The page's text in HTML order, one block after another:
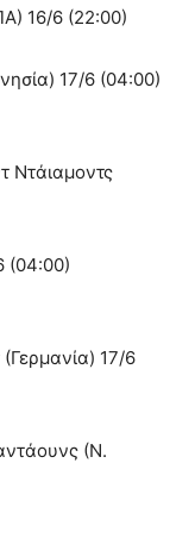
16/6 (22:00)
17/6 (04:00)
Ντάιαμοντς
(04:00)
17/6
(Ν.